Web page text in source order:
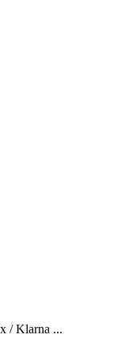
/ Klarna ...